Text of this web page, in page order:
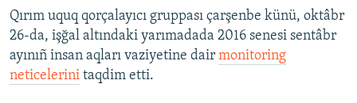
VİDEO
SÜRET
BLOGLAR
Qırım uquq qorçalayıcı gruppası çarşenbe künü, oktâbr
26-da, işğal altındaki yarımadada 2016 senesi sentâbr
ayınıñ insan aqları vaziyetine dair monitoring
neticelerini taqdim etti.